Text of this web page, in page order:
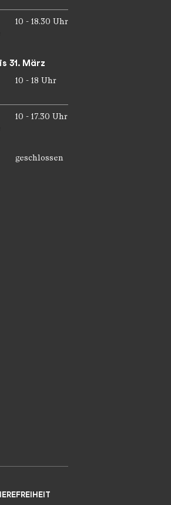
10 - 18.30 Uhr
31. März
10 - 18 Uhr
10 - 17.30 Uhr
geschlossen